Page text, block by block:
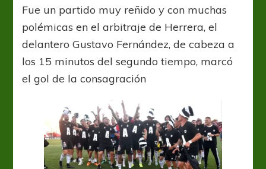
Fue un partido muy reñido y con muchas
polémicas en el arbitraje de Herrera, el
delantero Gustavo Fernández, de cabeza a
los 15 minutos del segundo tiempo, marcó
el gol de la consagración